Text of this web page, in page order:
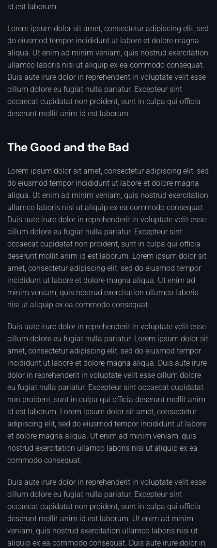
id est laborum.
Lorem ipsum dolor sit amet, consectetur adipiscing elit, sed
do eiusmod tempor incididunt ut labore et dolore magna
aliqua. Ut enim ad minim veniam, quis nostrud exercitation
ullamco laboris nisi ut aliquip ex ea commodo consequat.
Duis aute irure dolor in reprehenderit in voluptate velit esse
cillum dolore eu fugiat nulla pariatur. Excepteur sint
occaecat cupidatat non proident, sunt in culpa qui officia
deserunt mollit anim id est laborum.
The Good and the Bad
Lorem ipsum dolor sit amet, consectetur adipiscing elit, sed
do eiusmod tempor incididunt ut labore et dolore magna
aliqua. Ut enim ad minim veniam, quis nostrud exercitation
ullamco laboris nisi ut aliquip ex ea commodo consequat.
Duis aute irure dolor in reprehenderit in voluptate velit esse
cillum dolore eu fugiat nulla pariatur. Excepteur sint
occaecat cupidatat non proident, sunt in culpa qui officia
deserunt mollit anim id est laborum. Lorem ipsum dolor sit
amet, consectetur adipiscing elit, sed do eiusmod tempor
incididunt ut labore et dolore magna aliqua. Ut enim ad
minim veniam, quis nostrud exercitation ullamco laboris
nisi ut aliquip ex ea commodo consequat.
Duis aute irure dolor in reprehenderit in voluptate velit esse
cillum dolore eu fugiat nulla pariatur. Lorem ipsum dolor sit
amet, consectetur adipiscing elit, sed do eiusmod tempor
incididunt ut labore et dolore magna aliqua. Duis aute irure
dolor in reprehenderit in voluptate velit esse cillum dolore
eu fugiat nulla pariatur. Excepteur sint occaecat cupidatat
non proident, sunt in culpa qui officia deserunt mollit anim
id est laborum. Lorem ipsum dolor sit amet, consectetur
adipiscing elit, sed do eiusmod tempor incididunt ut labore
et dolore magna aliqua. Ut enim ad minim veniam, quis
nostrud exercitation ullamco laboris nisi ut aliquip ex ea
commodo consequat.
Duis aute irure dolor in reprehenderit in voluptate velit esse
cillum dolore eu fugiat nulla pariatur. Excepteur sint
occaecat cupidatat non proident, sunt in culpa qui officia
deserunt mollit anim id est laborum. Ut enim ad minim
veniam, quis nostrud exercitation ullamco laboris nisi ut
aliquip ex ea commodo consequat. Duis aute irure dolor in